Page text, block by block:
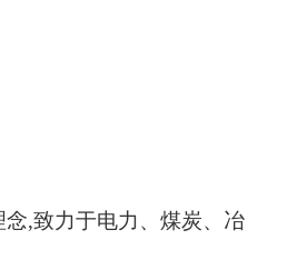
,致力于电力、煤炭、冶